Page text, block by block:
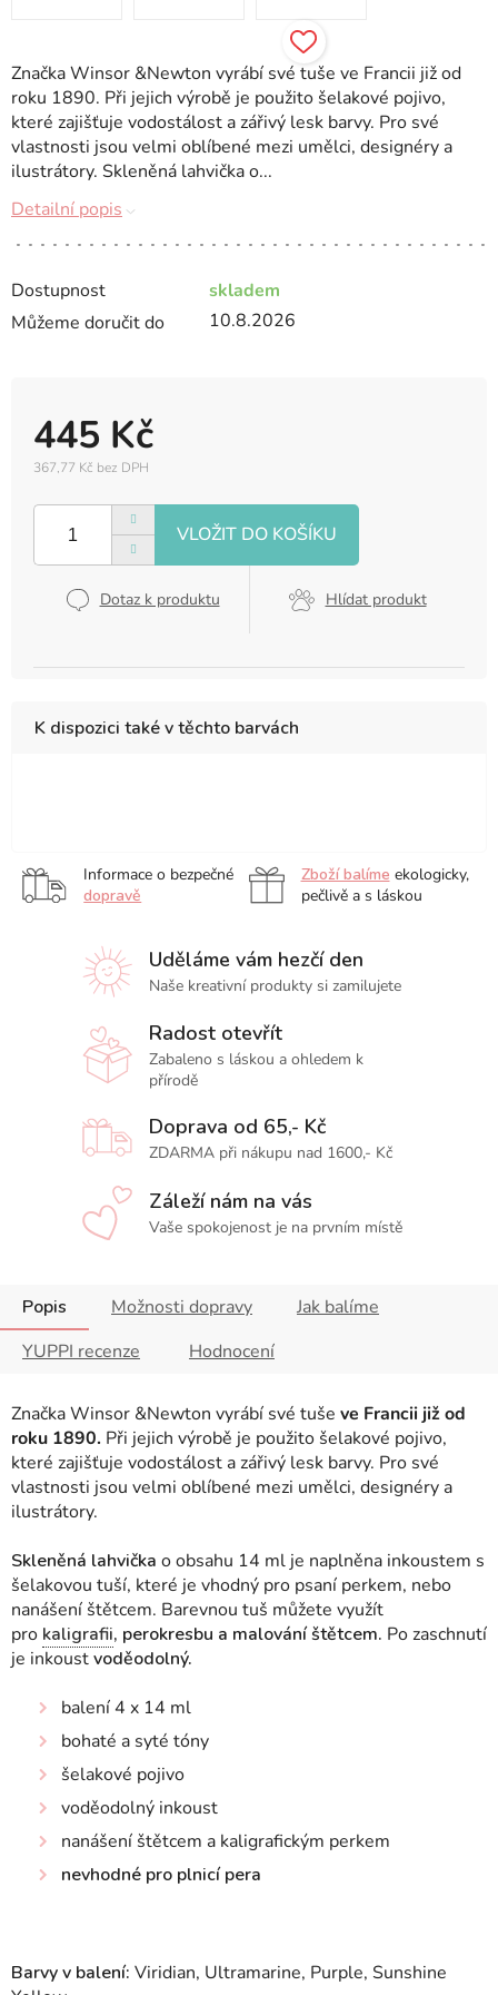
Dostupnost
skladem
Můžeme doručit do
10.8.2026
445 Kč
367,77 Kč bez DPH
cena:
Dotaz k produktu Hlídat produkt
Značka Winsor &Newton vyrábí své tuše ve Francii již od
roku 1890. Při jejich výrobě je použito šelakové pojivo,
které zajišťuje vodostálost a zářivý lesk barvy. Pro své
vlastnosti jsou velmi oblíbené mezi umělci, designéry a
ilustrátory. Skleněná lahvička o...
Detailní popis
K dispozici také v těchto barvách
sada
4
Informace o bezpečné
dopravě
Zboží balíme ekologicky,
pečlivě a s láskou
Uděláme vám hezčí den
Naše kreativní produkty si zamilujete
Radost otevřít
Zabaleno s láskou a ohledem k
přírodě
Doprava od 65,- Kč
ZDARMA při nákupu nad 1600,- Kč
Záleží nám na vás
Vaše spokojenost je na prvním místě
Popis Možnosti dopravy
Jak balíme
YUPPI recenze
Hodnocení
Značka Winsor &Newton vyrábí své tuše ve Francii již od
roku 1890. Při jejich výrobě je použito šelakové pojivo,
které zajišťuje vodostálost a zářivý lesk barvy. Pro své
vlastnosti jsou velmi oblíbené mezi umělci, designéry a
ilustrátory.
Skleněná lahvička o obsahu 14 ml je naplněna inkoustem s
šelakovou tuší, které je vhodný pro psaní perkem, nebo
nanášení štětcem. Barevnou tuš můžete využít
pro kaligrafii, perokresbu a malování štětcem. Po zaschnutí
je inkoustvoděodolný.
balení 4 x 14 ml
bohaté a syté tóny
šelakové pojivo
voděodolný inkoust
nanášení štětcem a kaligrafickým perkem
nevhodné pro plnicí pera
Barvy v balení: Viridian, Ultramarine, Purple, Sunshine